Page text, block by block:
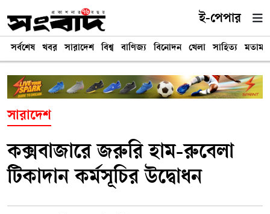
ই-পেপার
সর্বশেষ খবর সারাদেশ বিশ্ব বাণিজ্য বিনোদন খেলা সাহিত্য মতামত
সারাদেশ
কক্সবাজারে জরুরি হাম-রুবেলা
টিকাদান কর্মসূচির উদ্বোধন